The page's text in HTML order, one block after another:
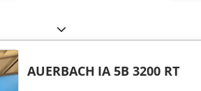
AUERBACH IA 5B 3200 RT